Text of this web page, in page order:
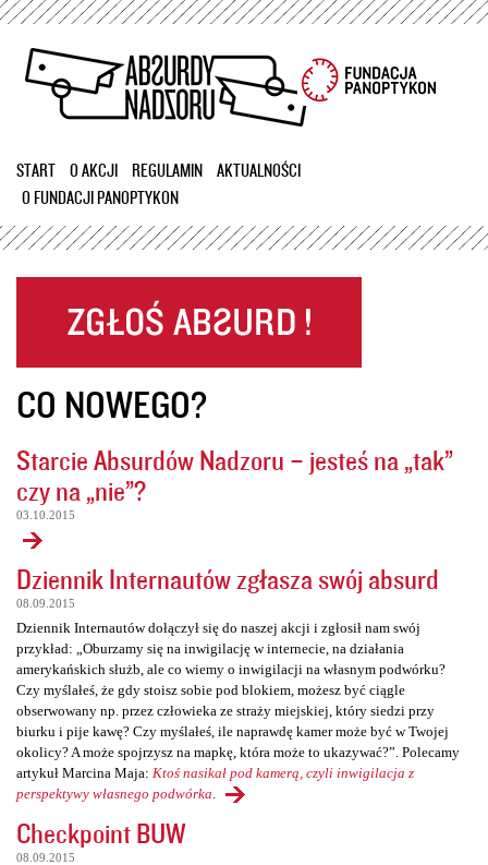
Przejdź
treści
START O AKCJI REGULAMIN
AKTUALNOŚCI
O FUNDACJI PANOPTYKON
CO NOWEGO?
Starcie Absurdów Nadzoru – jesteś na „tak”
czy na „nie”?
03.10.2015
Dziennik Internautów zgłasza swój absurd
08.09.2015
Dziennik Internautów dołączył się do naszej akcji i zgłosił nam swój
przykład: „Oburzamy się na inwigilację w internecie, na działania
amerykańskich służb, ale co wiemy o inwigilacji na własnym podwórku?
Czy myślałeś, że gdy stoisz sobie pod blokiem, możesz być ciągle
obserwowany np. przez człowieka ze straży miejskiej, który siedzi przy
biurku i pije kawę? Czy myślałeś, ile naprawdę kamer może być w Twojej
okolicy? A może spojrzysz na mapkę, która może to ukazywać?”. Polecamy
artykuł Marcina Maja: Ktoś nasikał pod kamerą, czyli inwigilacja z
perspektywy własnego podwórka
Checkpoint BUW
08.09.2015